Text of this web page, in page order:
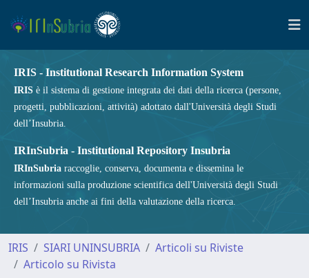
IRIS - Institutional Research Information System
IRIS è il sistema di gestione integrata dei dati della ricerca (persone,
progetti, pubblicazioni, attività) adottato dall'Università degli Studi
dell’Insubria.
IRInSubria - Institutional Repository Insubria
IRInSubria raccoglie, conserva, documenta e dissemina le
informazioni sulla produzione scientifica dell'Università degli Studi
dell’Insubria anche ai fini della valutazione della ricerca.
IRIS SIARI UNINSUBRIA
Articoli su Riviste
Articolo su Rivista